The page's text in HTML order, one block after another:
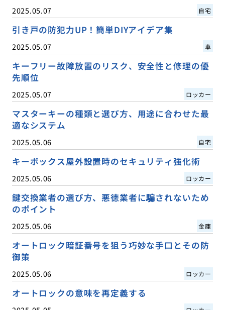
2025.05.07 自宅
引き戸の防犯力UP！簡単DIYアイデア集
2025.05.07 車
キーフリー故障放置のリスク、安全性と修理の優
先順位
2025.05.07 ロッカー
マスターキーの種類と選び方、用途に合わせた最
適なシステム
2025.05.06 自宅
キーボックス屋外設置時のセキュリティ強化術
2025.05.06 ロッカー
鍵交換業者の選び方、悪徳業者に騙されないため
のポイント
2025.05.06 金庫
オートロック暗証番号を狙う巧妙な手口とその防
御策
2025.05.06 ロッカー
オートロックの意味を再定義する